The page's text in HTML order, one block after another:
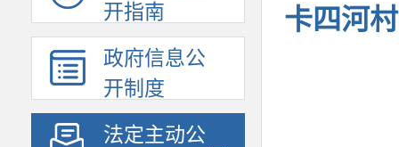
开指南
政府信息公
开制度
法定主动公
卡四河